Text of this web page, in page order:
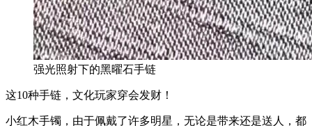
强光照射下的黑曜石手链
这10种手链，文化玩家穿会发财！
小红木手镯，由于佩戴了许多明星，无论是带来还是送人，都